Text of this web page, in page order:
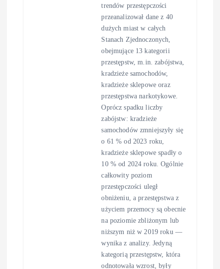
trendów przestępczości
przeanalizował dane z 40
dużych miast w całych
Stanach Zjednoczonych,
obejmujące 13 kategorii
przestępstw, m.in. zabójstwa,
kradzieże samochodów,
kradzieże sklepowe oraz
przestępstwa narkotykowe.
Oprócz spadku liczby
zabójstw: kradzieże
samochodów zmniejszyły się
o 61 % od 2023 roku,
kradzieże sklepowe spadły o
10 % od 2024 roku. Ogólnie
całkowity poziom
przestępczości uległ
obniżeniu, a przestępstwa z
użyciem przemocy są obecnie
na poziomie zbliżonym lub
niższym niż w 2019 roku —
wynika z analizy. Jedyną
kategorią przestępstw, która
odnotowała wzrost, były